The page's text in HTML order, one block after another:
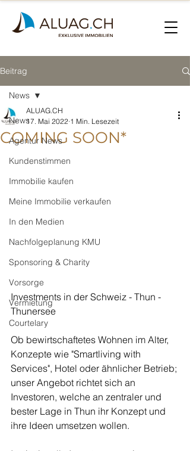
Beitrag
News
Agentur News
Kundenstimmen
Immobilie kaufen
Meine Immobilie verkaufen
In den Medien
Nachfolgeplanung KMU
Sponsoring & Charity
Vorsorge
Vermietung
Courtelary
News
COMING SOON*
ALUAG.CH
17. Mai 2022 1 Min. Lesezeit
Investments in der Schweiz - Thun -
Thunersee
Ob bewirtschaftetes Wohnen im Alter,
Konzepte wie "Smartliving with
Services", Hotel oder ähnlicher Betrieb;
unser Angebot richtet sich an
Investoren, welche an zentraler und
bester Lage in Thun ihr Konzept und
ihre Ideen umsetzen wollen.